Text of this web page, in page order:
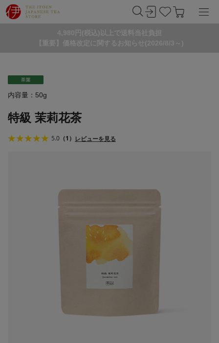
4,980円(税込)以上で送料当社負担
【重要】価格改定に関するお知らせ(2026/8/3～)
内容量：50g
特級 茉莉花茶
5.0 （1） レビューを見る